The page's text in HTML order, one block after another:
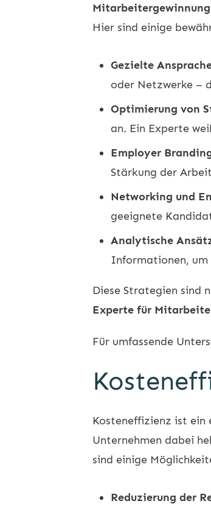
Mitarbeitergewinnung
Hier sind einige
Gezielte
oder Netzwerke –
Optimierung von
an. Ein Experte
Employer
Stärkung der
Networking und
geeignete
Analytische
Informationen, um
Diese Strategien sind
Experte für
Für umfassende
Kosteneffizienz ist
Unternehmen dabei
sind einige
Reduzierung der